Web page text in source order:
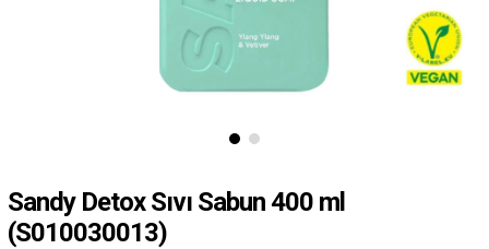
Sandy Detox Sıvı Sabun 400 ml
(S010030013)